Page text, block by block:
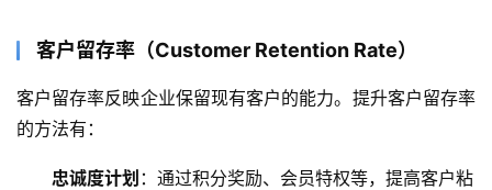
客户留存率（Customer Retention Rate）
客户留存率反映企业保留现有客户的能力。提升客户留存率
的方法有：
忠诚度计划 ：通过积分奖励、会员特权等，提高客户粘